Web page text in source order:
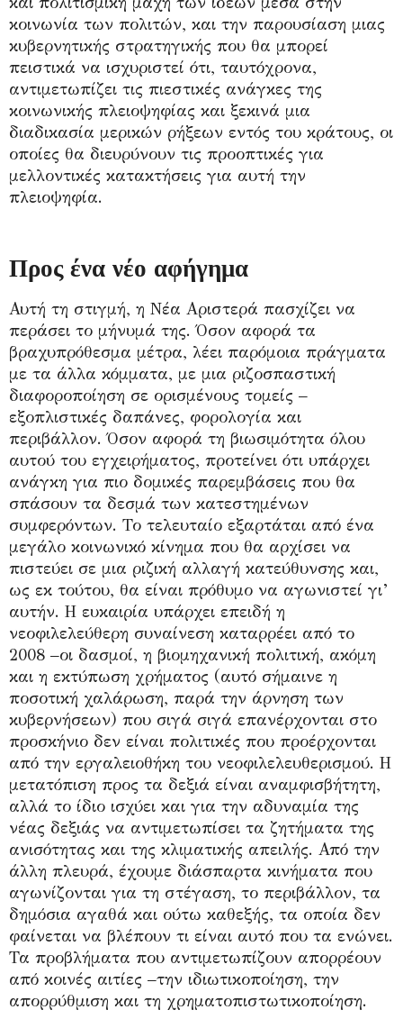
κοινωνία των πολιτών, και την παρουσίαση μιας
κυβερνητικής στρατηγικής που θα μπορεί
πειστικά να ισχυριστεί ότι, ταυτόχρονα,
αντιμετωπίζει τις πιεστικές ανάγκες της
κοινωνικής πλειοψηφίας και ξεκινά μια
διαδικασία μερικών ρήξεων εντός του κράτους, οι
οποίες θα διευρύνουν τις προοπτικές για
μελλοντικές κατακτήσεις για αυτή την
πλειοψηφία.
Προς ένα νέο αφήγημα
Αυτή τη στιγμή, η Νέα Αριστερά πασχίζει να
περάσει το μήνυμά της. Όσον αφορά τα
βραχυπρόθεσμα μέτρα, λέει παρόμοια πράγματα
με τα άλλα κόμματα, με μια ριζοσπαστική
διαφοροποίηση σε ορισμένους τομείς –
εξοπλιστικές δαπάνες, φορολογία και
περιβάλλον. Όσον αφορά τη βιωσιμότητα όλου
αυτού του εγχειρήματος, προτείνει ότι υπάρχει
ανάγκη για πιο δομικές παρεμβάσεις που θα
σπάσουν τα δεσμά των κατεστημένων
συμφερόντων. Το τελευταίο εξαρτάται από ένα
μεγάλο κοινωνικό κίνημα που θα αρχίσει να
πιστεύει σε μια ριζική αλλαγή κατεύθυνσης και,
ως εκ τούτου, θα είναι πρόθυμο να αγωνιστεί γι’
αυτήν. Η ευκαιρία υπάρχει επειδή η
νεοφιλελεύθερη συναίνεση καταρρέει από το
2008 –οι δασμοί, η βιομηχανική πολιτική, ακόμη
και η εκτύπωση χρήματος (αυτό σήμαινε η
ποσοτική χαλάρωση, παρά την άρνηση των
κυβερνήσεων) που σιγά σιγά επανέρχονται στο
προσκήνιο δεν είναι πολιτικές που προέρχονται
από την εργαλειοθήκη του νεοφιλελευθερισμού. Η
μετατόπιση προς τα δεξιά είναι αναμφισβήτητη,
αλλά το ίδιο ισχύει και για την αδυναμία της
νέας δεξιάς να αντιμετωπίσει τα ζητήματα της
ανισότητας και της κλιματικής απειλής. Από την
άλλη πλευρά, έχουμε διάσπαρτα κινήματα που
αγωνίζονται για τη στέγαση, το περιβάλλον, τα
δημόσια αγαθά και ούτω καθεξής, τα οποία δεν
φαίνεται να βλέπουν τι είναι αυτό που τα ενώνει.
Τα προβλήματα που αντιμετωπίζουν απορρέουν
από κοινές αιτίες –την ιδιωτικοποίηση, την
απορρύθμιση και τη χρηματοπιστωτικοποίηση.